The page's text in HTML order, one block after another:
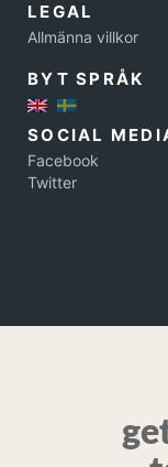
LEGAL
Allmänna villkor
BYT SPRÅK
SOCIAL
Facebook
Twitter